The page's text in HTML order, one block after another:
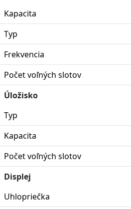
Kapacita
Typ
Frekvencia
Počet voľných slotov
Úložisko
Typ
Kapacita
Počet voľných slotov
Displej
Uhlopriečka